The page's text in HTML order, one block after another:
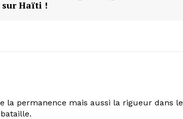
sur Haïti !
la permanence mais aussi la rigueur dans le